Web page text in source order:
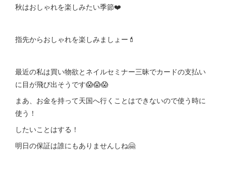
秋はおしゃれを楽しみたい季節❤️
指先からおしゃれを楽しみましょー💄
最近の私は買い物欲とネイルセミナー三昧でカードの支払い
に目が飛び出そうです😱😱😱
まあ、お金を持って天国へ行くことはできないので使う時に
使う！
したいことはする！
明日の保証は誰にもありませんしね🤗